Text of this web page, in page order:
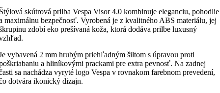
skútrová prilba Vespa Visor 4.0 kombinuje eleganciu, pohodlie
maximálnu bezpečnosť. Vyrobená je z kvalitného ABS materiálu, jej
zdobí eko prešívaná koža, ktorá dodáva prilbe luxusný
vybavená 2 mm hrubým priehľadným šiltom s úpravou proti
a hliníkovými prackami pre extra pevnosť. Na zadnej
sa nachádza vyryté logo Vespa v rovnakom farebnom prevedení,
dotvára ikonický dizajn.